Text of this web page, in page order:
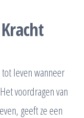
leven wanneer
voordragen van
geeft ze een